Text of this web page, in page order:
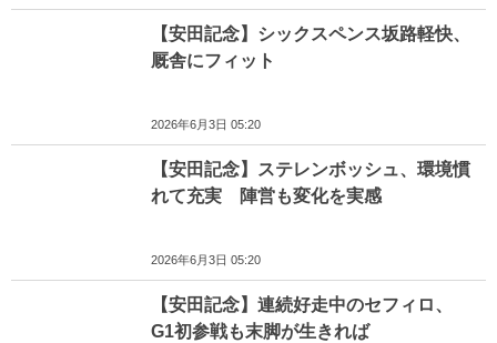
【安田記念】シックスペンス坂路軽快、
厩舎にフィット
2026年6月3日 05:20
【安田記念】ステレンボッシュ、環境慣
れて充実 陣営も変化を実感
2026年6月3日 05:20
【安田記念】連続好走中のセフィロ、
G1初参戦も末脚が生きれば